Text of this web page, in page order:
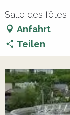
Salle des
Anfahrt
Teilen